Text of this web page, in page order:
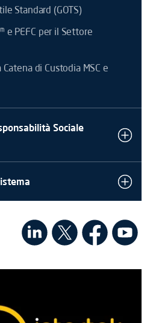
Standard (GOTS)
e PEFC per il Settore
di Custodia MSC e
Sociale